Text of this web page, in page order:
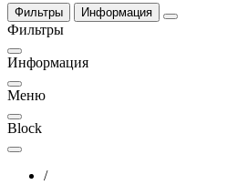
Фильтры Информация
Фильтры
Информация
Меню
Block
/